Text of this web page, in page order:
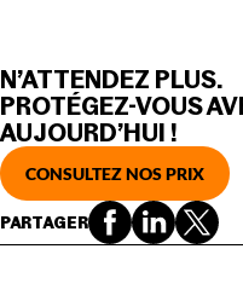
N’ATTENDEZ PLUS.
PROTÉGEZ-VOUS
AUJOURD’HUI !
CONSULTEZ NOS PRIX
PARTAGER